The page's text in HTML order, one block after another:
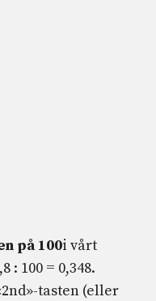
på 100i vårt
100 = 0,348.
tasten (eller